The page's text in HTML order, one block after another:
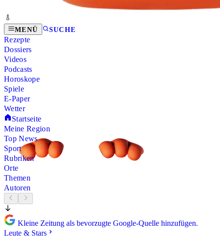
MENÜ SUCHE
Rezepte
Dossiers
Videos
Podcasts
Horoskope
Spiele
E-Paper
Wetter
Startseite
Meine Region
Top News
Sport
Rubriken
Orte
Themen
Autoren
Kleine Zeitung als bevorzugte Google-Quelle hinzufügen.
Leute & Stars